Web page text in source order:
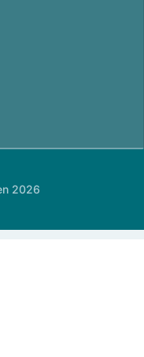
2026